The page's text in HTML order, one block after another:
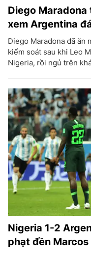
Diego
xem Argentina
Diego Maradona đã ăn
kiểm soát sau khi Leo
Nigeria, rồi ngủ trên
Nigeria 1-2
phạt đền Marcos